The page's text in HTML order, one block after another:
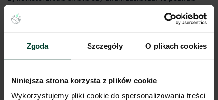
Zgoda Szczegóły O plikach cookies
Niniejsza strona korzysta z plików cookie
Wykorzystujemy pliki cookie do spersonalizowania treści
System Centralnej Baterii